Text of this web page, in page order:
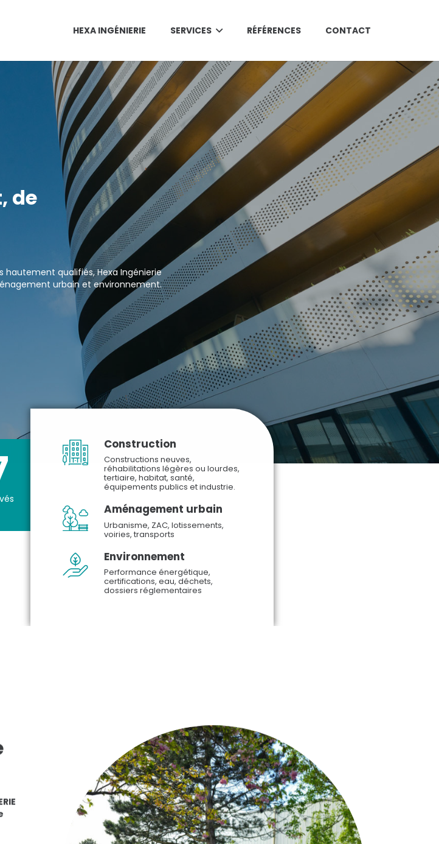
HEXA INGÉNIERIE SERVICES RÉFÉRENCES CONTACT
de
hautement qualifiés, Hexa Ingénierie
urbain et environnement.
Construction
Constructions neuves,
réhabilitations légères ou lourdes,
tertiaire, habitat, santé,
équipements publics et industrie.
Aménagement urbain
Urbanisme, ZAC, lotissements,
voiries, transports
Environnement
Performance énergétique,
certifications, eau, déchets,
dossiers réglementaires